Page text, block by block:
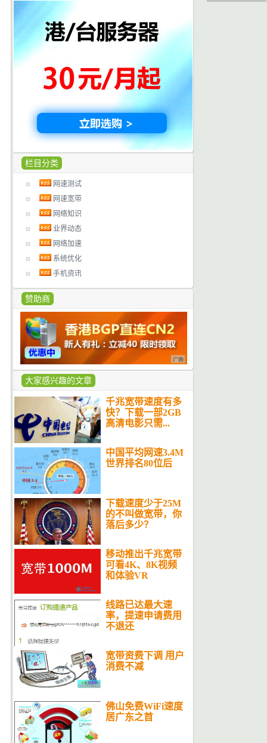
栏目分类
网速测试
网速宽带
网络知识
业界动态
网络加速
系统优化
手机资讯
赞助商
大家感兴趣的文章
千兆宽带速度有多
快？下载一部2GB
高清电影只需...
中国平均网速3.4M
世界排名80位后
下载速度少于25M
的不叫做宽带，你
落后多少？
移动推出千兆宽带
可看4K、8K视频
和体验VR
线路已达最大速
率，提速申请费用
不退还
宽带资费下调 用户
消费不减
佛山免费WiFi速度
居广东之首